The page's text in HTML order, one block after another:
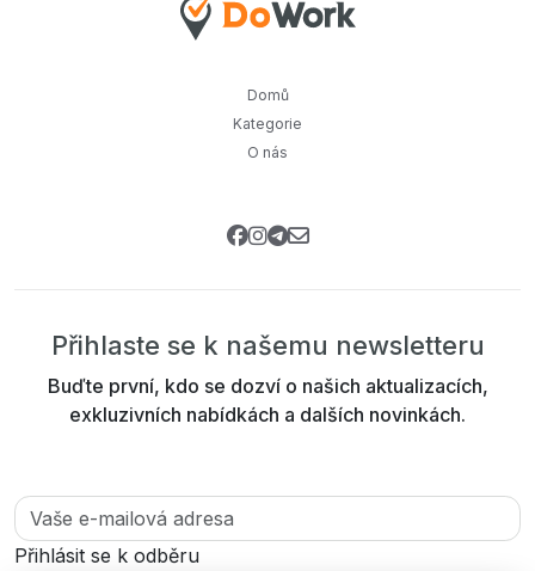
Domů
Kategorie
O nás
Přihlaste se k našemu newsletteru
Buďte první, kdo se dozví o našich aktualizacích,
exkluzivních nabídkách a dalších novinkách.
Přihlásit se k odběru